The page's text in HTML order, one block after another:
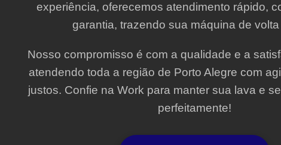
experiência, oferecemos atendimento rápido,
garantia, trazendo sua máquina de
Nosso compromisso é com a qualidade e a
atendendo toda a região de Porto Alegre com
justos. Confie na Work para manter sua lava e
perfeitamente!